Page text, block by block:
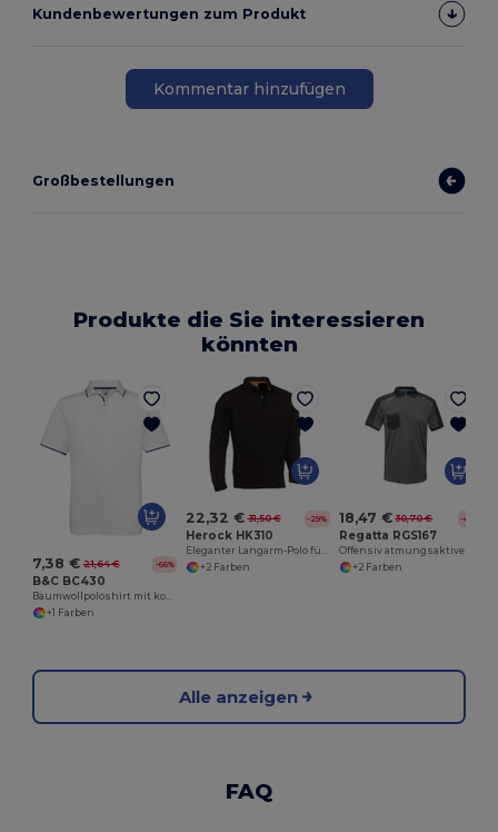
Kundenbewertungen zum Produkt
Kommentar hinzufügen
Großbestellungen
Produkte die Sie interessieren
könnten
7,38 € 21,64 € -66%
B&C BC430
Baumwollpoloshirt mit kontrastierenden Kragen und Ärmeln
+1 Farben
22,32 € 31,50 € -29%
Herock HK310
Eleganter Langarm-Polo für Herbst und Winter
+2 Farben
18,47 € 30,70 € -40%
Regatta RGS167
+2 Farben
Alle anzeigen
FAQ